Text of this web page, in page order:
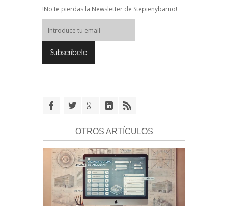
!No te pierdas la Newsletter de Stepienybarno!
OTROS ARTÍCULOS